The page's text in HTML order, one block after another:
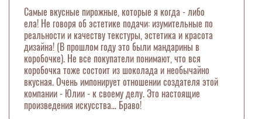
Самые вкусные пирожные, которые я когда - либо
ела! Не говоря об эстетике подачи: изумительные по
реальности и качеству текстуры, эстетика и красота
дизайна! (В прошлом году это были мандарины в
коробочке). Не все покупатели понимают, что вся
коробочка тоже состоит из шоколада и необычайно
вкусная. Очень импонирует отношении создателя этой
компании - Юлии - к своему делу. Это настоящие
произведения искусства… Браво!